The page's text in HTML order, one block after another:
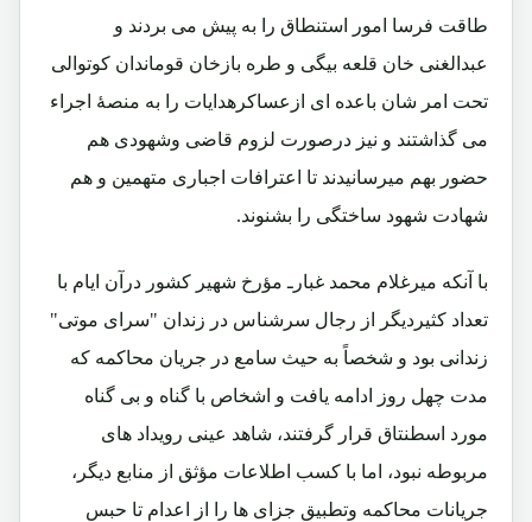
طاقت فرسا امور استنطاق را به پیش می بردند و
عبدالغنی خان قلعه بیگی و طره بازخان قوماندان کوتوالی
تحت امر شان باعده ای ازعساکرهدایات را به منصۀ اجراء
می گذاشتند و نیز درصورت لزوم قاضی وشهودی هم
حضور بهم میرسانیدند تا اعترافات اجباری متهمین و هم
شهادت شهود ساختگی را بشنوند.
با آنکه میرغلام محمد غبارـ مؤرخ شهیر کشور درآن ایام با
تعداد کثیردیگر از رجال سرشناس در زندان "سرای موتی"
زندانی بود و شخصاً به حیث سامع در جریان محاکمه که
مدت چهل روز ادامه یافت و اشخاص با گناه و بی گناه
مورد اسطنتاق قرار گرفتند، شاهد عینی رویداد های
مربوطه نبود، اما با کسب اطلاعات مؤثق از منابع دیگر،
جریانات محاکمه وتطبیق جزای ها را از اعدام تا حبس